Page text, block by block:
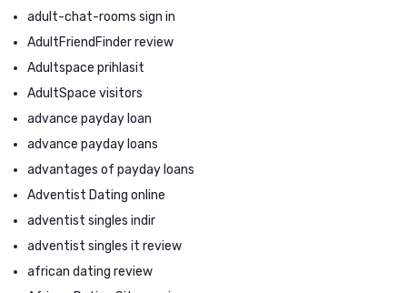
adult-chat-rooms sign in
AdultFriendFinder review
Adultspace prihlasit
AdultSpace visitors
advance payday loan
advance payday loans
advantages of payday loans
Adventist Dating online
adventist singles indir
adventist singles it review
african dating review